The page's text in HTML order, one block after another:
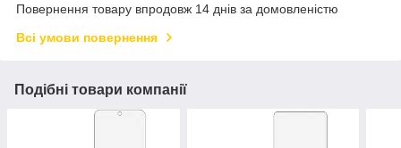
Повернення товару впродовж 14 днів за домовленістю
Всі умови повернення
Подібні товари компанії